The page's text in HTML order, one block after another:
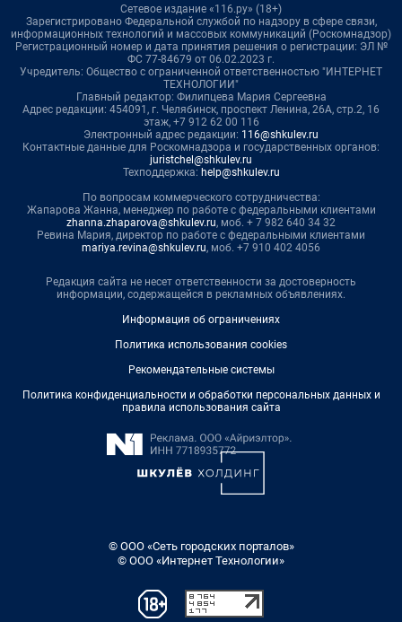
Сетевое издание «116.ру» (18+)
Зарегистрировано Федеральной службой по надзору в сфере связи,
информационных технологий и массовых коммуникаций (Роскомнадзор)
Регистрационный номер и дата принятия решения о регистрации: ЭЛ №
ФС 77-84679 от 06.02.2023 г.
Учредитель: Общество с ограниченной ответственностью "ИНТЕРНЕТ
ТЕХНОЛОГИИ"
Главный редактор: Филипцева Мария Сергеевна
Адрес редакции: 454091, г. Челябинск, проспект Ленина, 26А, стр.2, 16
этаж, +7 912 62 00 116
Электронный адрес редакции: 116@shkulev.ru
Контактные данные для Роскомнадзора и государственных органов:
juristchel@shkulev.ru
Техподдержка: help@shkulev.ru
По вопросам коммерческого сотрудничества:
Жапарова Жанна, менеджер по работе с федеральными клиентами
zhanna.zhaparova@shkulev.ru, моб. + 7 982 640 34 32
Ревина Мария, директор по работе с федеральными клиентами
mariya.revina@shkulev.ru, моб. +7 910 402 4056
Редакция сайта не несет ответственности за достоверность
информации, содержащейся в рекламных объявлениях.
Информация об ограничениях
Политика использования cookies
Рекомендательные системы
Политика конфиденциальности и обработки персональных данных и
правила использования сайта
© ООО «Сеть городских порталов»
© ООО «Интернет Технологии»